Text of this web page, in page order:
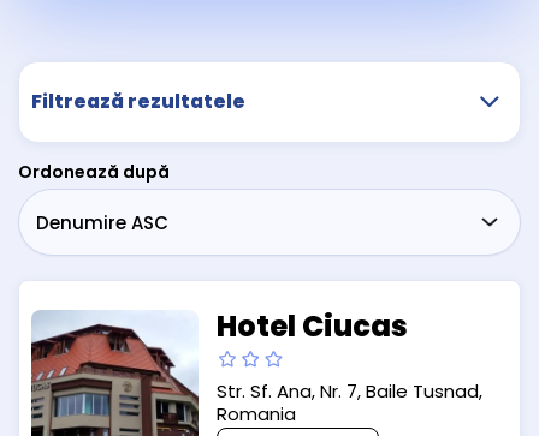
Filtrează rezultatele
Ordonează după
Hotel Ciucas
Str. Sf. Ana, Nr. 7, Baile Tusnad,
Romania